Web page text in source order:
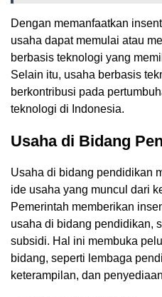
Dengan memanfaatkan
usaha dapat memulai atau
berbasis teknologi yang
Selain itu, usaha berbasis
berkontribusi pada
teknologi di Indonesia.
Usaha di Bidang
Usaha di bidang pendidikan
ide usaha yang muncul dari
Pemerintah memberikan
usaha di bidang pendidikan,
subsidi. Hal ini membuka
bidang, seperti lembaga
keterampilan, dan